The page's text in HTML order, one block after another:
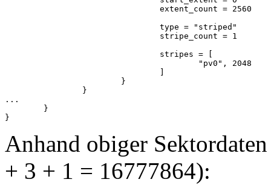
extent_count = 2560
                                type = "striped"
stripe_count = 1
                                stripes = [
                                        "pv0", 2048
                        }
                }
...
        }
Anhand obiger
+ 3 + 1 = 16777864):